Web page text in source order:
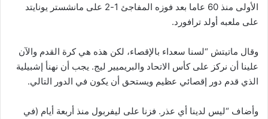
الأولى منذ 60 عاما بعد فوزه المفاجئ 1-2 على مانشستر يونايتد
على ملعبه أولد ترافورد.
وقال ماتيتش “لسنا سعداء بالإقصاء، لكن هذه هي كرة القدم والآن
علينا أن نركز على كأس الاتحاد والبريميير ليج. يجب أن نهنأ إشبيلية
الذي قدم دور إقصائي عظيم ويستحق أن يكون في الدور التالي.
وأضاف “ليس لدينا أي عذر. فزنا على ليفربول منذ أربعة أيام (في